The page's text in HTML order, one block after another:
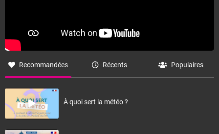
Recommandées Récents Populaires
À quoi sert la météo ?